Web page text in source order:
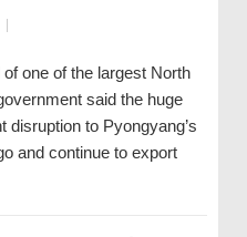
|
one of the largest North
said the huge
disruption to Pyongyang’s
and continue to export